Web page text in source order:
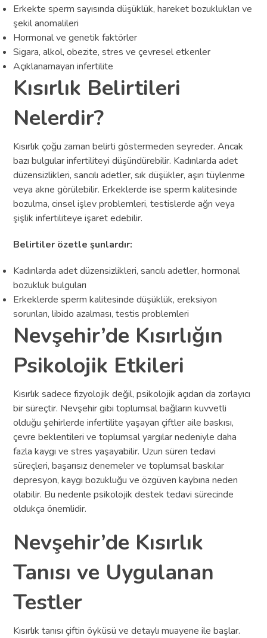
Erkekte sperm sayısında düşüklük, hareket bozuklukları ve
şekil anomalileri
Hormonal ve genetik faktörler
Sigara, alkol, obezite, stres ve çevresel etkenler
Açıklanamayan infertilite
Kısırlık Belirtileri
Nelerdir?
Kısırlık çoğu zaman belirti göstermeden seyreder. Ancak
bazı bulgular infertiliteyi düşündürebilir. Kadınlarda adet
düzensizlikleri, sancılı adetler, sık düşükler, aşırı tüylenme
veya akne görülebilir. Erkeklerde ise sperm kalitesinde
bozulma, cinsel işlev problemleri, testislerde ağrı veya
şişlik infertiliteye işaret edebilir.
Belirtiler özetle şunlardır:
Kadınlarda adet düzensizlikleri, sancılı adetler, hormonal
bozukluk bulguları
Erkeklerde sperm kalitesinde düşüklük, ereksiyon
sorunları, libido azalması, testis problemleri
Nevşehir’de Kısırlığın
Psikolojik Etkileri
Kısırlık sadece fizyolojik değil, psikolojik açıdan da zorlayıcı
bir süreçtir. Nevşehir gibi toplumsal bağların kuvvetli
olduğu şehirlerde infertilite yaşayan çiftler aile baskısı,
çevre beklentileri ve toplumsal yargılar nedeniyle daha
fazla kaygı ve stres yaşayabilir. Uzun süren tedavi
süreçleri, başarısız denemeler ve toplumsal baskılar
depresyon, kaygı bozukluğu ve özgüven kaybına neden
olabilir. Bu nedenle psikolojik destek tedavi sürecinde
oldukça önemlidir.
Nevşehir’de Kısırlık
Tanısı ve Uygulanan
Testler
Kısırlık tanısı çiftin öyküsü ve detaylı muayene ile başlar.